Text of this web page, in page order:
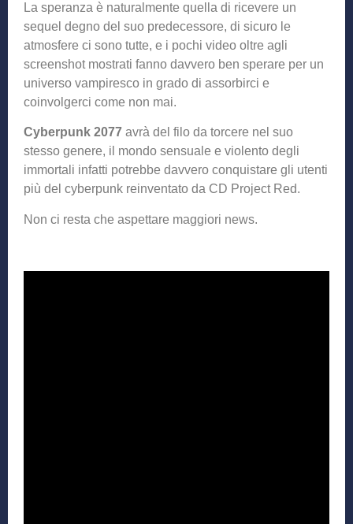
La speranza è naturalmente quella di ricevere un
sequel degno del suo predecessore, di sicuro le
atmosfere ci sono tutte, e i pochi video oltre agli
screenshot mostrati fanno davvero ben sperare per un
universo vampiresco in grado di assorbirci e
coinvolgerci come non mai.
Cyberpunk 2077 avrà del filo da torcere nel suo
stesso genere, il mondo sensuale e violento degli
immortali infatti potrebbe davvero conquistare gli utenti
più del cyberpunk reinventato da CD Project Red.
Non ci resta che aspettare maggiori news.